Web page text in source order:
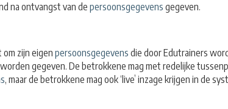
na ontvangst van de persoonsgegevens gegeven.
zijn eigen persoonsgegevens die door Edutrainers
gegeven. De betrokkene mag met redelijke
, maar de betrokkene mag ook ‘live’ inzage krijgen in de